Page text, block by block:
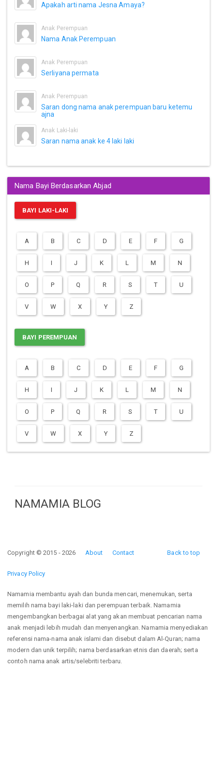
Apakah arti nama Jesna Amaya?
Anak Perempuan
Nama Anak Perempuan
Anak Perempuan
Serliyana permata
Anak Perempuan
Saran dong nama anak perempuan baru ketemu
ajna
Anak Laki-laki
Saran nama anak ke 4 laki laki
Nama Bayi Berdasarkan Abjad
BAYI LAKI-LAKI
A B C D E F G
H I J K L M N
O P Q R S T U
V W X Y Z
BAYI PEREMPUAN
A B C D E F G
H I J K L M N
O P Q R S T U
V W X Y Z
NAMAMIA BLOG
Back to top
Copyright © 2015 - 2026 About Contact
Privacy Policy
Namamia membantu ayah dan bunda mencari, menemukan, serta
memilih nama bayi laki-laki dan perempuan terbaik. Namamia
mengembangkan berbagai alat yang akan membuat pencarian nama
anak menjadi lebih mudah dan menyenangkan. Namamia menyediakan
referensi nama-nama anak islami dan disebut dalam Al-Quran; nama
modern dan unik terpilih; nama berdasarkan etnis dan daerah; serta
contoh nama anak artis/selebriti terbaru.